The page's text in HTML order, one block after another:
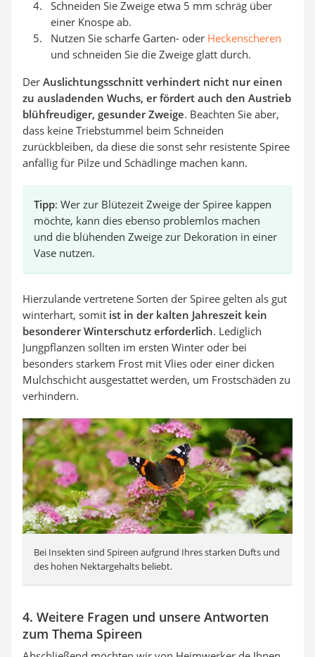
Schneiden Sie Zweige etwa 5 mm schräg über
einer Knospe ab.
Nutzen Sie scharfe Garten- oder Heckenscheren
und schneiden Sie die Zweige glatt durch.
Der Auslichtungsschnitt verhindert nicht nur einen
zu ausladenden Wuchs, er fördert auch den Austrieb
blühfreudiger, gesunder Zweige. Beachten Sie aber,
dass keine Triebstummel beim Schneiden
zurückbleiben, da diese die sonst sehr resistente Spiree
anfällig für Pilze und Schädlinge machen kann.
Tipp: Wer zur Blütezeit Zweige der Spiree kappen
möchte, kann dies ebenso problemlos machen
und die blühenden Zweige zur Dekoration in einer
Vase nutzen.
Hierzulande vertretene Sorten der Spiree gelten als gut
winterhart, somit ist in der kalten Jahreszeit kein
besonderer Winterschutz erforderlich. Lediglich
Jungpflanzen sollten im ersten Winter oder bei
besonders starkem Frost mit Vlies oder einer dicken
Mulchschicht ausgestattet werden, um Frostschäden zu
verhindern.
Bei Insekten sind Spireen aufgrund Ihres starken Dufts und
des hohen Nektargehalts beliebt.
4. Weitere Fragen und unsere Antworten
zum Thema Spireen